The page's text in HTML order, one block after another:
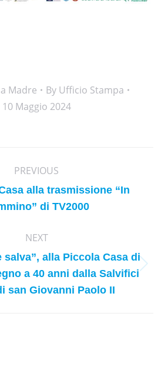
Madre By Ufficio Stampa
10 Maggio 2024
PREVIOUS
Previous
post:
alla trasmissione “In
di TV2000
NEXT
Next
post:
salva”, alla Piccola Casa di
a 40 anni dalla Salvifici
san Giovanni Paolo II